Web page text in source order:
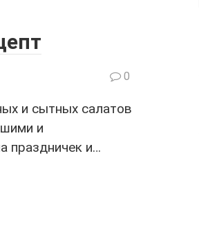
0
и сытных салатов
и
праздничек и…